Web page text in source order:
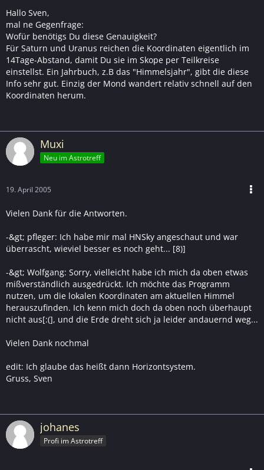
Hallo Sven,
mal ne Gegenfrage:
Wofür benötigs Du diese Genauigkeit?
Für Saturn und Uranus reichen die Koordinaten eigentlich im
14Tage-Abstand, damit Du sie im Skope per Teilkreise
einstellst. Ein Jahrbuch, z.B das "Himmelsjahr", gibt die diese
Info sehr gut. Einzig der Mond wandert relativ schnell auf den
Koordinaten herum.
Muxi
Neu im Astrotreff
19. April 2005
Vielen Dank für die Antworten.
-&gt; pfleger: Ich habe mir mal HNSky angeschaut und war
überrascht, wieviel besser es noch geht... [8)]
-&gt; Wolfgang: Sorry, vielleicht habe ich mich da oben etwas
mißverständlich ausgedrückt. Ich möchte das Programm
nutzen, um die lokalen Koordinaten am aktuellen Himmel
herauszufinden. Ich kenn mich doch da oben noch überhaupt
nicht aus[:(], und die Erde dreht sich ja leider andauernd weg...
Vielen Dank nochmal
edit: Ich glaube das heißt dann Horizontsystem.
Gruss, Sven
johanes
Profi im Astrotreff